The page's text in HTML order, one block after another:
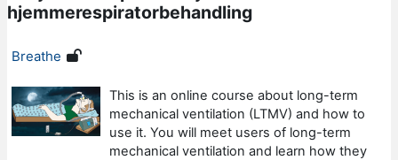
hjemmerespiratorbehandling
Breathe
This is an online course about long-term
mechanical ventilation (LTMV) and how to
use it. You will meet users of long-term
mechanical ventilation and learn how they